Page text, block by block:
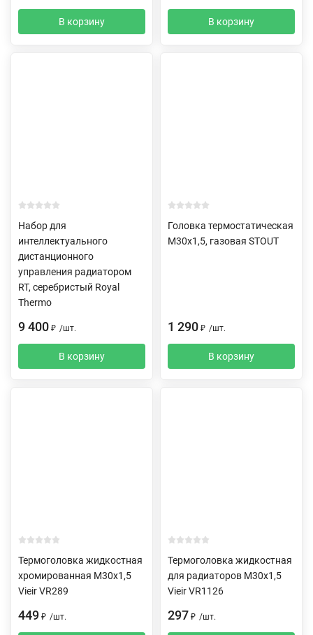
В корзину В корзину
Набор для
интеллектуального
дистанционного
управления радиатором
RT, серебристый Royal
Thermo
9 400 ₽ /шт.
В корзину
Головка термостатическая
M30х1,5, газовая STOUT
1 290 ₽ /шт.
В корзину
Термоголовка жидкостная
хромированная M30x1,5
Vieir VR289
449 ₽ /шт.
Термоголовка жидкостная
для радиаторов M30x1,5
Vieir VR1126
297 ₽ /шт.